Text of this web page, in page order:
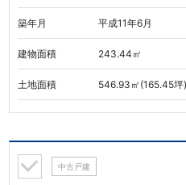
築年月 平成11年6月
建物面積 243.44㎡
土地面積 546.93㎡(165.45坪)
中古戸建